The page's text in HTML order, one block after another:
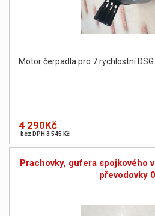
Motor čerpadla pro 7 rychlostní
4 290Kč
bez DPH 3 545 Kč
Prachovky, gufera spojkového
převodovky